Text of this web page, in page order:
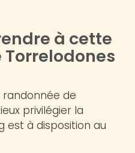
à cette
de
privilégier la
est à disposition au